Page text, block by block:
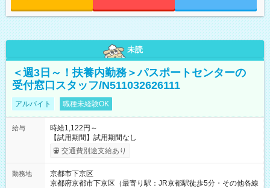
未読
＜週3日～！扶養内勤務＞パスポートセンターの
受付窓口スタッフ/N511032626111
アルバイト 職種未経験OK
給与
時給1,122円～
【試用期間】試用期間なし
交通費別途支給あり
勤務地
京都市下京区
京都府京都市下京区（最寄り駅：JR京都駅徒歩5分・その他各線